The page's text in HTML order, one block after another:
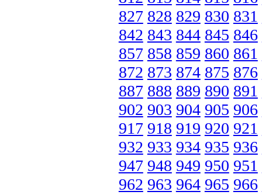
827 828 829 830 831
842 843 844 845 846
857 858 859 860 861
872 873 874 875 876
887 888 889 890 891
902 903 904 905 906
917 918 919 920 921
932 933 934 935 936
947 948 949 950 951
962 963 964 965 966